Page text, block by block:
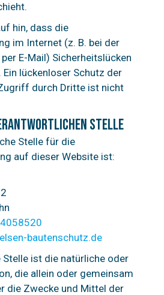
hin, dass die
im Internet (z. B. bei der
E-Mail) Sicherheitslücken
Ein lückenloser Schutz der
durch Dritte ist nicht
Stelle
Stelle für die
auf dieser Website ist:
bautenschutz.de
ist die natürliche oder
die allein oder gemeinsam
die Zwecke und Mittel der